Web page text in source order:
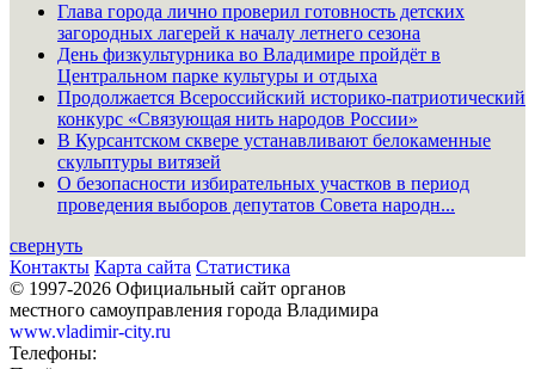
Глава города лично проверил готовность детских
загородных лагерей к началу летнего сезона
День физкультурника во Владимире пройдёт в
Центральном парке культуры и отдыха
Продолжается Всероссийский историко-патриотический
конкурс «Связующая нить народов России»
В Курсантском сквере устанавливают белокаменные
скульптуры витязей
О безопасности избирательных участков в период
проведения выборов депутатов Совета народн...
свернуть
Контакты Карта сайта Статистика
© 1997-2026 Официальный сайт органов
местного самоуправления города Владимира
www.vladimir-city.ru
Телефоны: